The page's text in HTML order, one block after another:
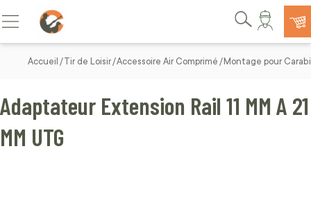
Allez au contenu
Basculer la navigation
Rechercher
Accueil Tir de Loisir Accessoire Air Comprimé Montage pour
Adaptateur Extension Rail 11 MM A 21
MM UTG